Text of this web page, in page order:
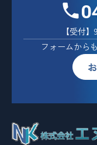
【受付
フォームから